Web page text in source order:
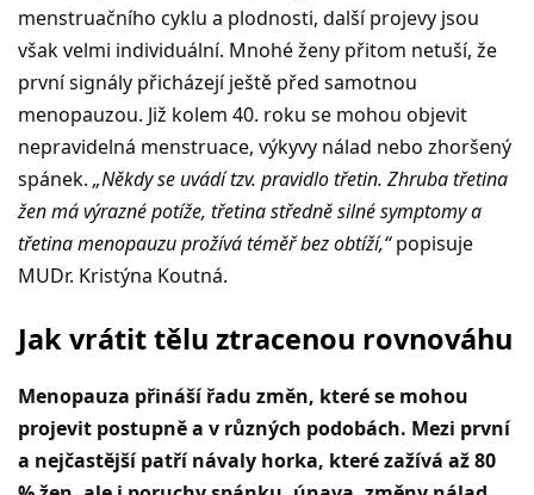
menstruačního cyklu a plodnosti, další projevy jsou
však velmi individuální. Mnohé ženy přitom netuší, že
první signály přicházejí ještě před samotnou
menopauzou. Již kolem 40. roku se mohou objevit
nepravidelná menstruace, výkyvy nálad nebo zhoršený
spánek. „Někdy se uvádí tzv. pravidlo třetin. Zhruba třetina
žen má výrazné potíže, třetina středně silné symptomy a
třetina menopauzu prožívá téměř bez obtíží,“popisuje
MUDr. Kristýna Koutná.
Jak vrátit tělu ztracenou rovnováhu
Menopauza přináší řadu změn, které se mohou
projevit postupně a v různých podobách. Mezi první
a nejčastější patří návaly horka, které zažívá až 80